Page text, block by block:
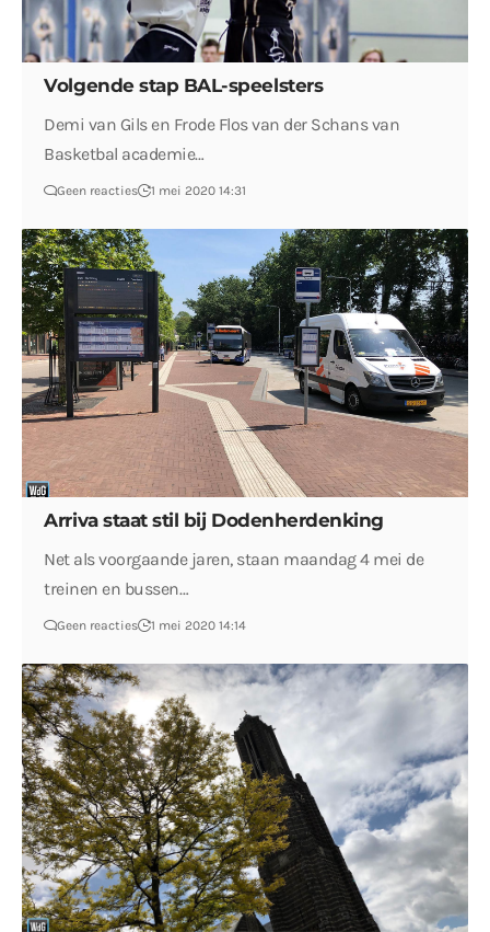
Volgende stap BAL-speelsters
Demi van Gils en Frode Flos van der Schans van
Basketbal academie…
Geen reacties 1 mei 2020 14:31
Arriva staat stil bij Dodenherdenking
Net als voorgaande jaren, staan maandag 4 mei de
treinen en bussen…
Geen reacties 1 mei 2020 14:14